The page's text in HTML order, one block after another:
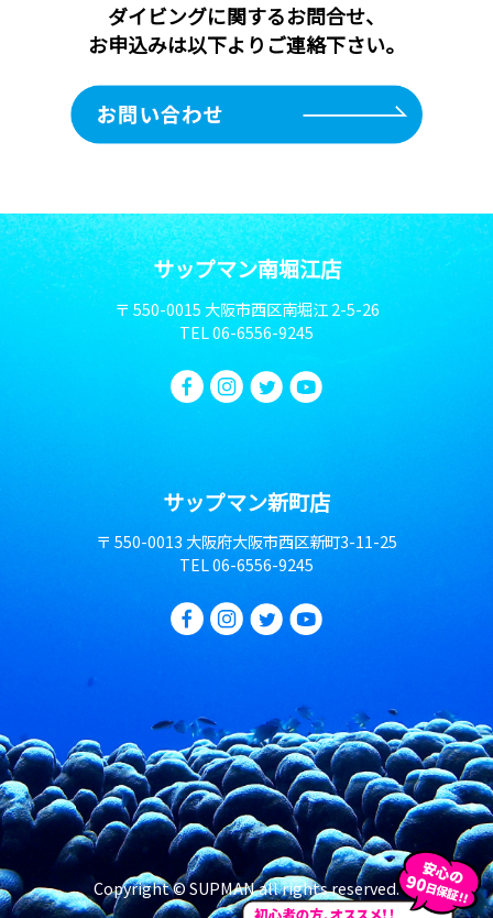
ダイビングに関するお問合せ、
お申込みは以下よりご連絡下さい。
サップマン南堀江店
〒 550-0015 大阪市西区南堀江 2-5-26
TEL06-6556-9245
サップマン新町店
〒 550-0013 大阪府大阪市西区新町3-11-25
TEL06-6556-9245
Copyright © SUPMAN all rights reserved.